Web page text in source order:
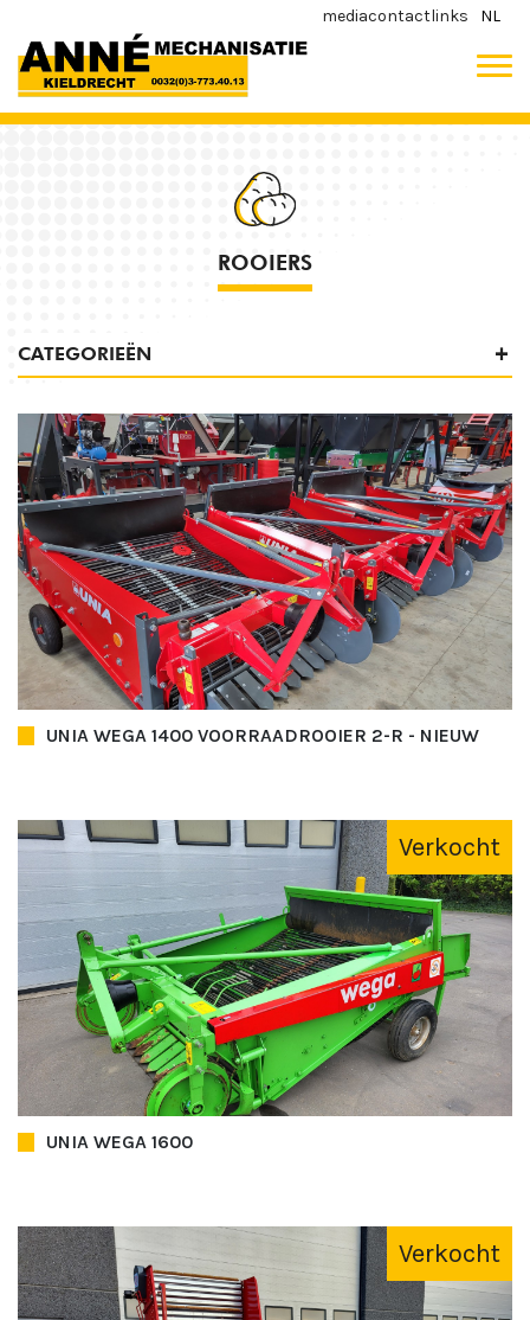
mediacontactlinks NL
ROOIERS
CATEGORIEËN
UNIA WEGA 1400 VOORRAADROOIER 2-R - NIEUW
Verkocht
UNIA WEGA 1600
Verkocht